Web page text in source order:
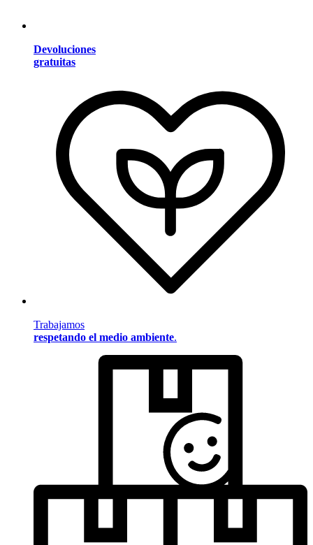
Devoluciones
gratuitas
Trabajamos
respetando el medio ambiente.